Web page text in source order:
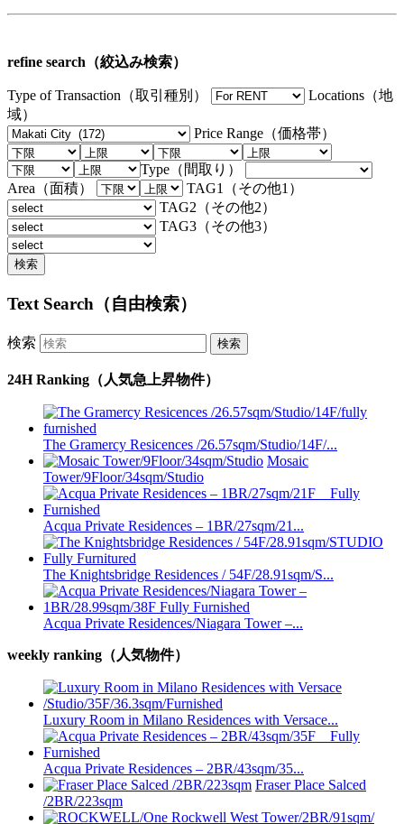
refine search（絞込み検索）
Type of Transaction（取引種別）
Locations（地
域）
Price Range（価格帯）
Type（間取り）
Area（面積）
TAG1（その他1）
TAG2（その他2）
TAG3（その他3）
Text Search（自由検索）
検索
24H Ranking（人気急上昇物件）
The Gramercy Resicences /26.57sqm/Studio/14F/...
Mosaic
Tower/9Floor/34sqm/Studio
Acqua Private Residences – 1BR/27sqm/21...
The Knightsbridge Residences / 54F/28.91sqm/S...
Acqua Private Residences/Niagara Tower –...
weekly ranking（人気物件）
Luxury Room in Milano Residences with Versace...
Acqua Private Residences – 2BR/43sqm/35...
Fraser Place Salced
/2BR/223sqm